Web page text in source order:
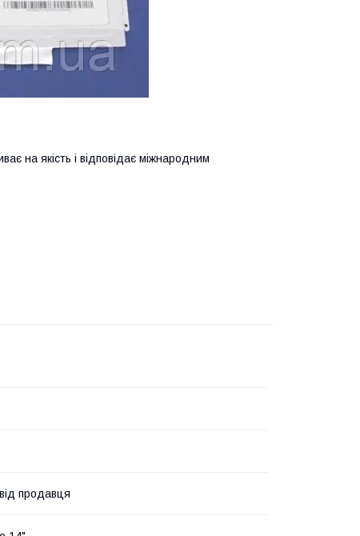
на якість і відповідає міжнародним
продавця